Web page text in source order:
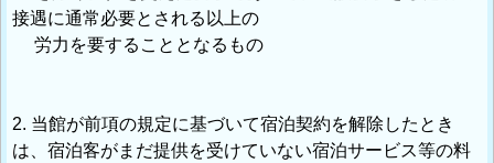
接遇に通常必要とされる以上の
労力を要することとなるもの
2. 当館が前項の規定に基づいて宿泊契約を解除したとき
は、宿泊客がまだ提供を受けていない宿泊サービス等の料